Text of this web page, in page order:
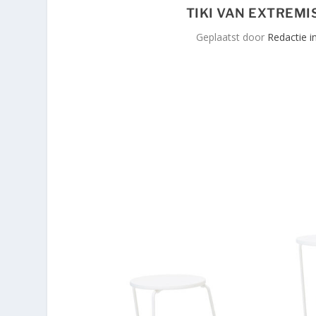
TIKI VAN
Geplaatst door Redactie